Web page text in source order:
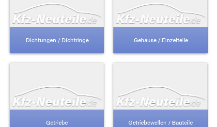
Dichtungen / Dichtringe Gehäuse / Einzelteile
Getriebe Getriebewellen / Bauteile